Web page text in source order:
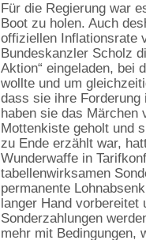
Für die Regierung war
Boot zu holen. Auch
offiziellen Inflationsrate
Bundeskanzler Scholz
Aktion“ eingeladen, bei
wollte und um
dass sie ihre
haben sie das Märchen
Mottenkiste geholt und
zu Ende erzählt war,
Wunderwaffe in
tabellenwirksamen
permanente
langer Hand
Sonderzahlungen
mehr mit Bedingungen,